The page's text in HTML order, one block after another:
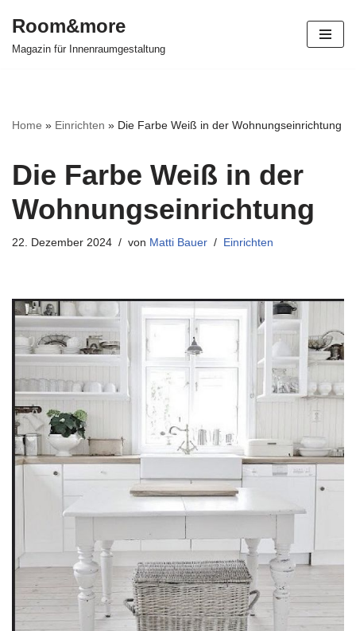
Zum
Room&more
Magazin für Innenraumgestaltung
Home » Einrichten » Die Farbe Weiß in der Wohnungseinrichtung
Die Farbe Weiß in der
Wohnungseinrichtung
22. Dezember 2024 von Matti Bauer Einrichten